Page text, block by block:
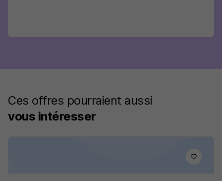
Ces offres pourraient aussi
vous intéresser